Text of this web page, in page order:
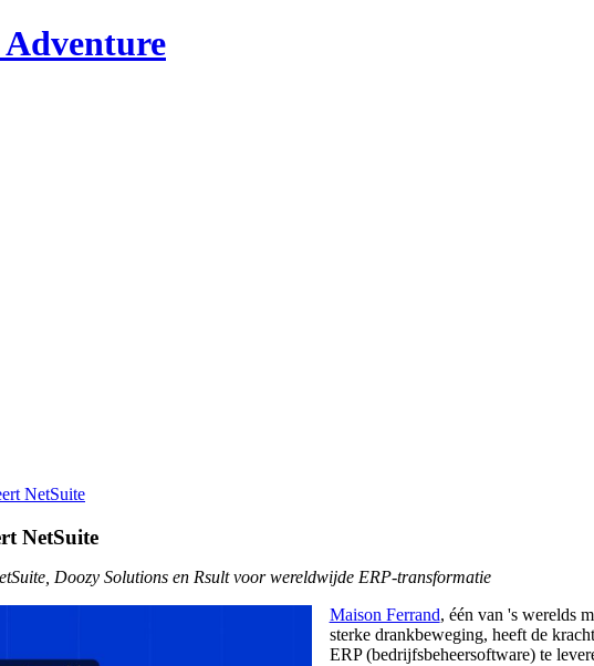
Adventure
NetSuite
NetSuite
Doozy Solutions en Rsult voor wereldwijde ERP-transformatie
Maison Ferrand, één van 's werelds
sterke drankbeweging, heeft de
ERP (bedrijfsbeheersoftware) te